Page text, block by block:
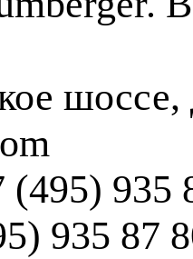
935
935 87